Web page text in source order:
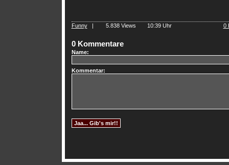
0
Funny| 5.838 Views 10:39 Uhr
0 Kommentare
Name:
Kommentar: